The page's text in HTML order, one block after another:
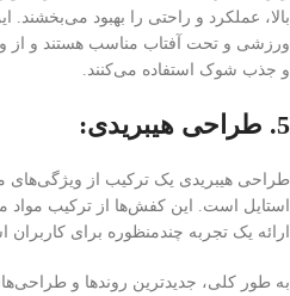
بالا، عملکرد و راحتی را بهبود می‌بخشند.
ورزشی و تحت آفتاب مناسب هستند و از
و جذب شوک استفاده می‌کنند.
5. طراحی هیبریدی:
طراحی هیبریدی یک ترکیب از ویژگی‌های
استایل است. این کفش‌ها از ترکیب مواد
ارائه یک تجربه چندمنظوره برای کاربران
به طور کلی، جدیدترین روندها و